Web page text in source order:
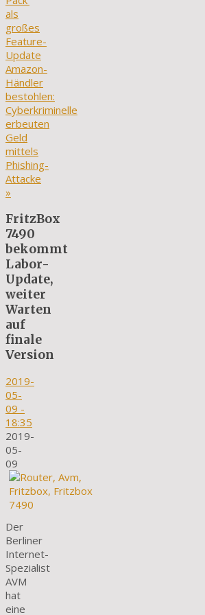
als
großes
Feature-
Update
Amazon-
Händler
bestohlen:
Cyberkriminelle
erbeuten
Geld
mittels
Phishing-
Attacke
»
FritzBox
7490
bekommt
Labor-
Update,
weiter
Warten
auf
finale
Version
2019-
05-
09 -
18:35
2019-
05-
09
Der
Berliner
Internet-
Spezialist
AVM
hat
eine